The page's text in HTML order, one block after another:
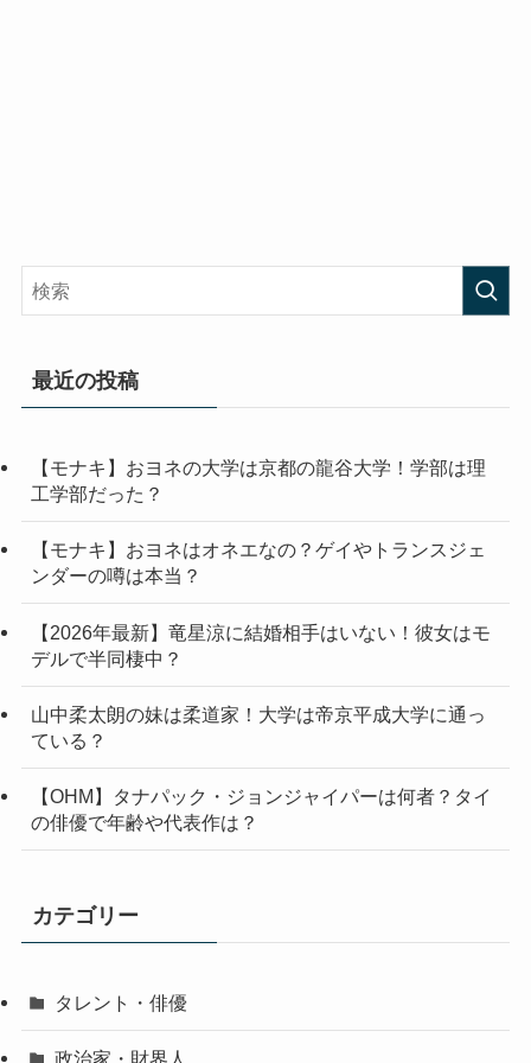
最近の投稿
【モナキ】おヨネの大学は京都の龍谷大学！学部は理
工学部だった？
【モナキ】おヨネはオネエなの？ゲイやトランスジェ
ンダーの噂は本当？
【2026年最新】竜星涼に結婚相手はいない！彼女はモ
デルで半同棲中？
山中柔太朗の妹は柔道家！大学は帝京平成大学に通っ
ている？
【OHM】タナパック・ジョンジャイパーは何者？タイ
の俳優で年齢や代表作は？
カテゴリー
タレント・俳優
政治家・財界人